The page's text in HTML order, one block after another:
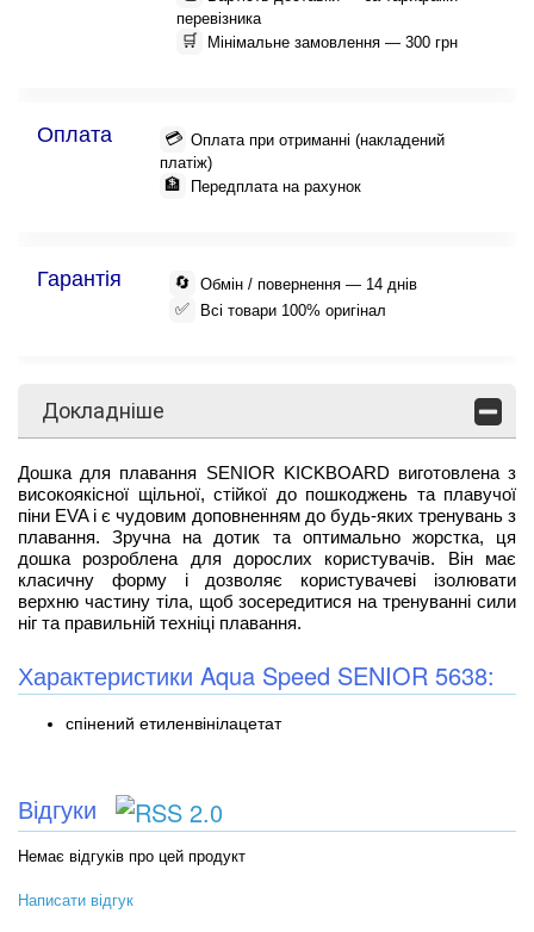
перевізника
🛒 Мінімальне замовлення — 300 грн
Оплата 💳 Оплата при отриманні (накладений
платіж)
🏦 Передплата на рахунок
Гарантія 🔄 Обмін / повернення — 14 днів
✅ Всі товари 100% оригінал
Докладніше
Дошка для плавання SENIOR KICKBOARD виготовлена з
високоякісної щільної, стійкої до пошкоджень та плавучої
піни EVA і є чудовим доповненням до будь-яких тренувань з
плавання. Зручна на дотик та оптимально жорстка, ця
дошка розроблена для дорослих користувачів. Він має
класичну форму і дозволяє користувачеві ізолювати
верхню частину тіла, щоб зосередитися на тренуванні сили
ніг та правильній техніці плавання.
Характеристики Aqua Speed SENIOR 5638:
спінений етиленвінілацетат
Відгуки
Немає відгуків про цей продукт
Написати відгук